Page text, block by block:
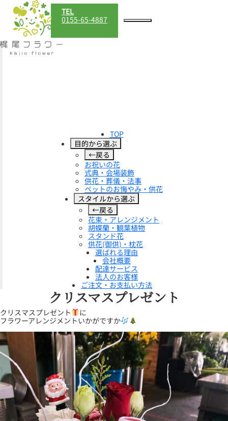
TEL
0155-65-4887
TOP
目的から選ぶ
←戻る
お祝いの花
式典・会場装飾
供花・葬儀・法事
ペットのお悔やみ・供花
スタイルから選ぶ
←戻る
花束・アレンジメント
胡蝶蘭・観葉植物
スタンド花
供花(御供)・枕花
選ばれる理由
会社概要
配達サービス
法人のお客様
ご注文・お支払い方法
クリスマスプレゼント
クリスマスプレゼント
に
フラワーアレンジメントいかがですか